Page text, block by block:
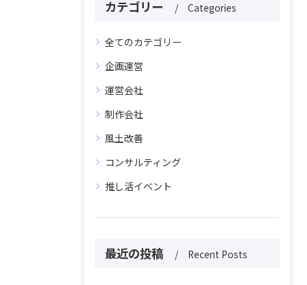
カテゴリー Categories
全てのカテゴリー
企画運営
運営会社
制作会社
風土改善
コンサルティング
推し活イベント
最近の投稿 Recent Posts